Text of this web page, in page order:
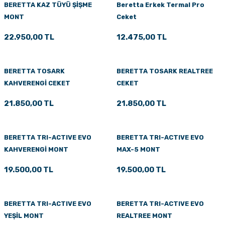
BERETTA KAZ TÜYÜ ŞİŞME
MONT
22.950,00 TL
Beretta Erkek Termal Pro
Ceket
12.475,00 TL
BERETTA TOSARK
KAHVERENGİ CEKET
21.850,00 TL
BERETTA TOSARK REALTREE
CEKET
21.850,00 TL
BERETTA TRI-ACTIVE EVO
KAHVERENGİ MONT
19.500,00 TL
BERETTA TRI-ACTIVE EVO
MAX-5 MONT
19.500,00 TL
BERETTA TRI-ACTIVE EVO
YEŞİL MONT
BERETTA TRI-ACTIVE EVO
REALTREE MONT